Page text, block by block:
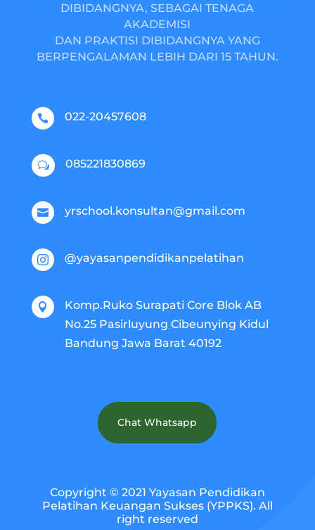
DIBIDANGNYA, SEBAGAI TENAGA
AKADEMISI
DAN PRAKTISI DIBIDANGNYA YANG
BERPENGALAMAN LEBIH DARI 15 TAHUN.
 022-20457608
w 085221830869
 yrschool.konsultan@gmail.com
 @yayasanpendidikanpelatihan

Komp.Ruko Surapati Core Blok AB
No.25 Pasirluyung Cibeunying Kidul
Bandung Jawa Barat 40192
Chat Whatsapp
Copyright © 2021 Yayasan Pendidikan
Pelatihan Keuangan Sukses (YPPKS). All
right reserved